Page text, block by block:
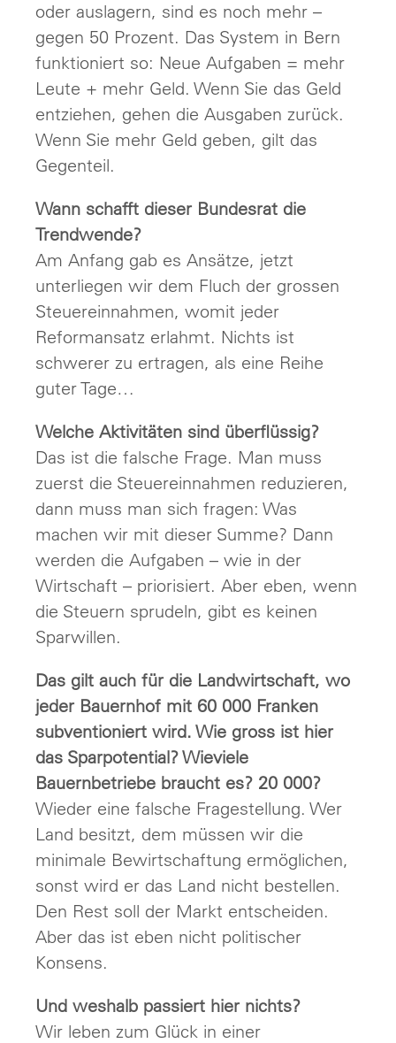
oder auslagern, sind es noch mehr –
gegen 50 Prozent. Das System in Bern
funktioniert so: Neue Aufgaben = mehr
Leute + mehr Geld. Wenn Sie das Geld
entziehen, gehen die Ausgaben zurück.
Wenn Sie mehr Geld geben, gilt das
Gegenteil.
Wann schafft dieser Bundesrat die
Trendwende?
Am Anfang gab es Ansätze, jetzt
unterliegen wir dem Fluch der grossen
Steuereinnahmen, womit jeder
Reformansatz erlahmt. Nichts ist
schwerer zu ertragen, als eine Reihe
guter Tage…
Welche Aktivitäten sind überflüssig?
Das ist die falsche Frage. Man muss
zuerst die Steuereinnahmen reduzieren,
dann muss man sich fragen: Was
machen wir mit dieser Summe? Dann
werden die Aufgaben – wie in der
Wirtschaft – priorisiert. Aber eben, wenn
die Steuern sprudeln, gibt es keinen
Sparwillen.
Das gilt auch für die Landwirtschaft, wo
jeder Bauernhof mit 60 000 Franken
subventioniert wird. Wie gross ist hier
das Sparpotential? Wieviele
Bauernbetriebe braucht es? 20 000?
Wieder eine falsche Fragestellung. Wer
Land besitzt, dem müssen wir die
minimale Bewirtschaftung ermöglichen,
sonst wird er das Land nicht bestellen.
Den Rest soll der Markt entscheiden.
Aber das ist eben nicht politischer
Konsens.
Und weshalb passiert hier nichts?
Wir leben zum Glück in einer